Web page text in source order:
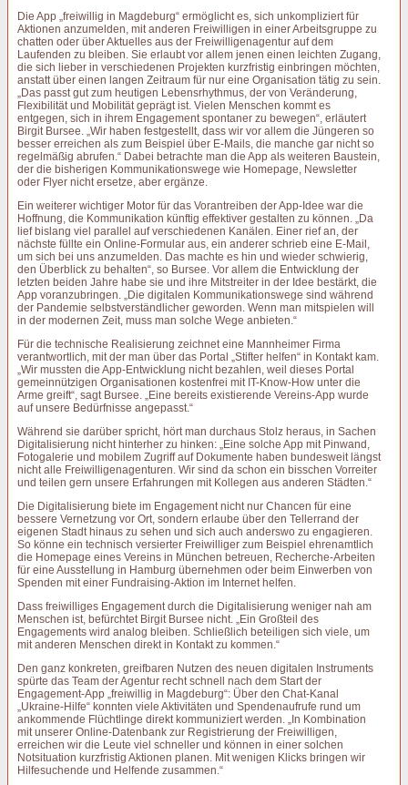
Die App „freiwillig in Magdeburg“ ermöglicht es, sich unkompliziert für
Aktionen anzumelden, mit anderen Freiwilligen in einer Arbeitsgruppe zu
chatten oder über Aktuelles aus der Freiwilligenagentur auf dem
Laufenden zu bleiben. Sie erlaubt vor allem jenen einen leichten Zugang,
die sich lieber in verschiedenen Projekten kurzfristig einbringen möchten,
anstatt über einen langen Zeitraum für nur eine Organisation tätig zu sein.
„Das passt gut zum heutigen Lebensrhythmus, der von Veränderung,
Flexibilität und Mobilität geprägt ist. Vielen Menschen kommt es
entgegen, sich in ihrem Engagement spontaner zu bewegen“, erläutert
Birgit Bursee. „Wir haben festgestellt, dass wir vor allem die Jüngeren so
besser erreichen als zum Beispiel über E-Mails, die manche gar nicht so
regelmäßig abrufen.“ Dabei betrachte man die App als weiteren Baustein,
der die bisherigen Kommunikationswege wie Homepage, Newsletter
oder Flyer nicht ersetze, aber ergänze.
Ein weiterer wichtiger Motor für das Vorantreiben der App-Idee war die
Hoffnung, die Kommunikation künftig effektiver gestalten zu können. „Da
lief bislang viel parallel auf verschiedenen Kanälen. Einer rief an, der
nächste füllte ein Online-Formular aus, ein anderer schrieb eine E-Mail,
um sich bei uns anzumelden. Das machte es hin und wieder schwierig,
den Überblick zu behalten“, so Bursee. Vor allem die Entwicklung der
letzten beiden Jahre habe sie und ihre Mitstreiter in der Idee bestärkt, die
App voranzubringen. „Die digitalen Kommunikationswege sind während
der Pandemie selbstverständlicher geworden. Wenn man mitspielen will
in der modernen Zeit, muss man solche Wege anbieten.“
Für die technische Realisierung zeichnet eine Mannheimer Firma
verantwortlich, mit der man über das Portal „Stifter helfen“ in Kontakt kam.
„Wir mussten die App-Entwicklung nicht bezahlen, weil dieses Portal
gemeinnützigen Organisationen kostenfrei mit IT-Know-How unter die
Arme greift“, sagt Bursee. „Eine bereits existierende Vereins-App wurde
auf unsere Bedürfnisse angepasst.“
Während sie darüber spricht, hört man durchaus Stolz heraus, in Sachen
Digitalisierung nicht hinterher zu hinken: „Eine solche App mit Pinwand,
Fotogalerie und mobilem Zugriff auf Dokumente haben bundesweit längst
nicht alle Freiwilligenagenturen. Wir sind da schon ein bisschen Vorreiter
und teilen gern unsere Erfahrungen mit Kollegen aus anderen Städten.“
Die Digitalisierung biete im Engagement nicht nur Chancen für eine
bessere Vernetzung vor Ort, sondern erlaube über den Tellerrand der
eigenen Stadt hinaus zu sehen und sich auch anderswo zu engagieren.
So könne ein technisch versierter Freiwilliger zum Beispiel ehrenamtlich
die Homepage eines Vereins in München betreuen, Recherche-Arbeiten
für eine Ausstellung in Hamburg übernehmen oder beim Einwerben von
Spenden mit einer Fundraising-Aktion im Internet helfen.
Dass freiwilliges Engagement durch die Digitalisierung weniger nah am
Menschen ist, befürchtet Birgit Bursee nicht. „Ein Großteil des
Engagements wird analog bleiben. Schließlich beteiligen sich viele, um
mit anderen Menschen direkt in Kontakt zu kommen.“
Den ganz konkreten, greifbaren Nutzen des neuen digitalen Instruments
spürte das Team der Agentur recht schnell nach dem Start der
Engagement-App „freiwillig in Magdeburg“: Über den Chat-Kanal
„Ukraine-Hilfe“ konnten viele Aktivitäten und Spendenaufrufe rund um
ankommende Flüchtlinge direkt kommuniziert werden. „In Kombination
mit unserer Online-Datenbank zur Registrierung der Freiwilligen,
erreichen wir die Leute viel schneller und können in einer solchen
Notsituation kurzfristig Aktionen planen. Mit wenigen Klicks bringen wir
Hilfesuchende und Helfende zusammen.“